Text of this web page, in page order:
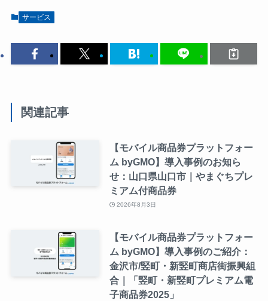
サービス
関連記事
【モバイル商品券プラットフォー
ム byGMO】導入事例のお知ら
せ：山口県山口市｜やまぐちプレ
ミアム付商品券
2026年8月3日
【モバイル商品券プラットフォー
ム byGMO】導入事例のご紹介：
金沢市/竪町・新竪町商店街振興組
合｜「竪町・新竪町プレミアム電
子商品券2025」